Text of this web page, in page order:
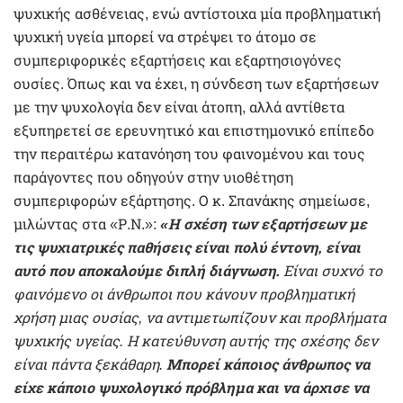
ψυχικής ασθένειας, ενώ αντίστοιχα μία προβληματική
ψυχική υγεία μπορεί να στρέψει το άτομο σε
συμπεριφορικές εξαρτήσεις και εξαρτησιογόνες
ουσίες. Όπως και να έχει, η σύνδεση των εξαρτήσεων
με την ψυχολογία δεν είναι άτοπη, αλλά αντίθετα
εξυπηρετεί σε ερευνητικό και επιστημονικό επίπεδο
την περαιτέρω κατανόηση του φαινομένου και τους
παράγοντες που οδηγούν στην υιοθέτηση
συμπεριφορών εξάρτησης. Ο κ. Σπανάκης σημείωσε,
μιλώντας στα «Ρ.Ν.»: «Η σχέση των εξαρτήσεων με
τις ψυχιατρικές παθήσεις είναι πολύ έντονη, είναι
αυτό που αποκαλούμε διπλή διάγνωση. Είναι συχνό το
φαινόμενο οι άνθρωποι που κάνουν προβληματική
χρήση μιας ουσίας, να αντιμετωπίζουν και προβλήματα
ψυχικής υγείας. Η κατεύθυνση αυτής της σχέσης δεν
είναι πάντα ξεκάθαρη. Μπορεί κάποιος άνθρωπος να
είχε κάποιο ψυχολογικό πρόβλημα και να άρχισε να